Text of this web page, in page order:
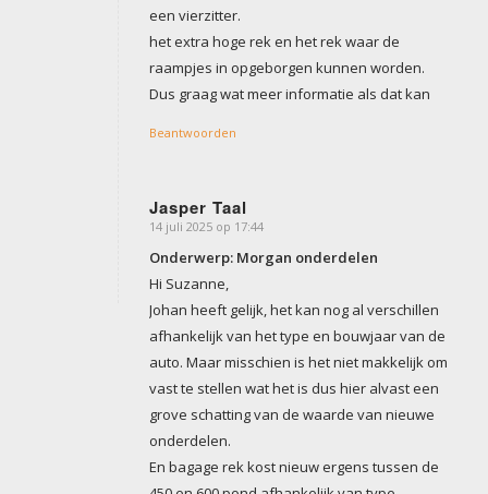
een vierzitter.
het extra hoge rek en het rek waar de
raampjes in opgeborgen kunnen worden.
Dus graag wat meer informatie als dat kan
Beantwoorden
Jasper Taal
zegt:
14 juli 2025 op 17:44
Onderwerp: Morgan onderdelen
Hi Suzanne,
Johan heeft gelijk, het kan nog al verschillen
afhankelijk van het type en bouwjaar van de
auto. Maar misschien is het niet makkelijk om
vast te stellen wat het is dus hier alvast een
grove schatting van de waarde van nieuwe
onderdelen.
En bagage rek kost nieuw ergens tussen de